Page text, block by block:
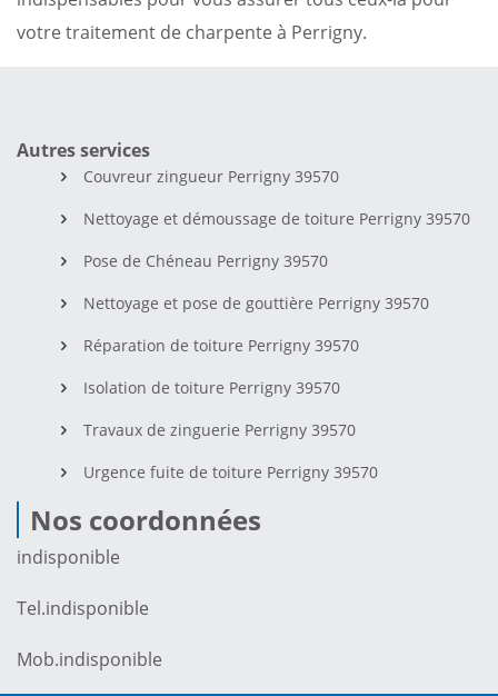
votre traitement de charpente à Perrigny.
Autres services
Couvreur zingueur Perrigny 39570
Nettoyage et démoussage de toiture Perrigny 39570
Pose de Chéneau Perrigny 39570
Nettoyage et pose de gouttière Perrigny 39570
Réparation de toiture Perrigny 39570
Isolation de toiture Perrigny 39570
Travaux de zinguerie Perrigny 39570
Urgence fuite de toiture Perrigny 39570
Nos coordonnées
indisponible
Tel.indisponible
Mob.indisponible